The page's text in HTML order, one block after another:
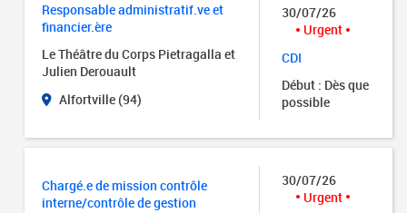
Responsable administratif.ve et
financier.ère
Le Théâtre du Corps Pietragalla et
Julien Derouault
Alfortville (94)
30/07/26
Urgent
CDI
Début : Dès que
possible
Chargé.e de mission contrôle
interne/contrôle de gestion
30/07/26
Urgent